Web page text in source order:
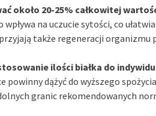
około 20-25% całkowitej
wpływa na uczucie sytości, co
także regeneracji organizmu
ilości białka do
powinny dążyć do wyższego
granic rekomendowanych